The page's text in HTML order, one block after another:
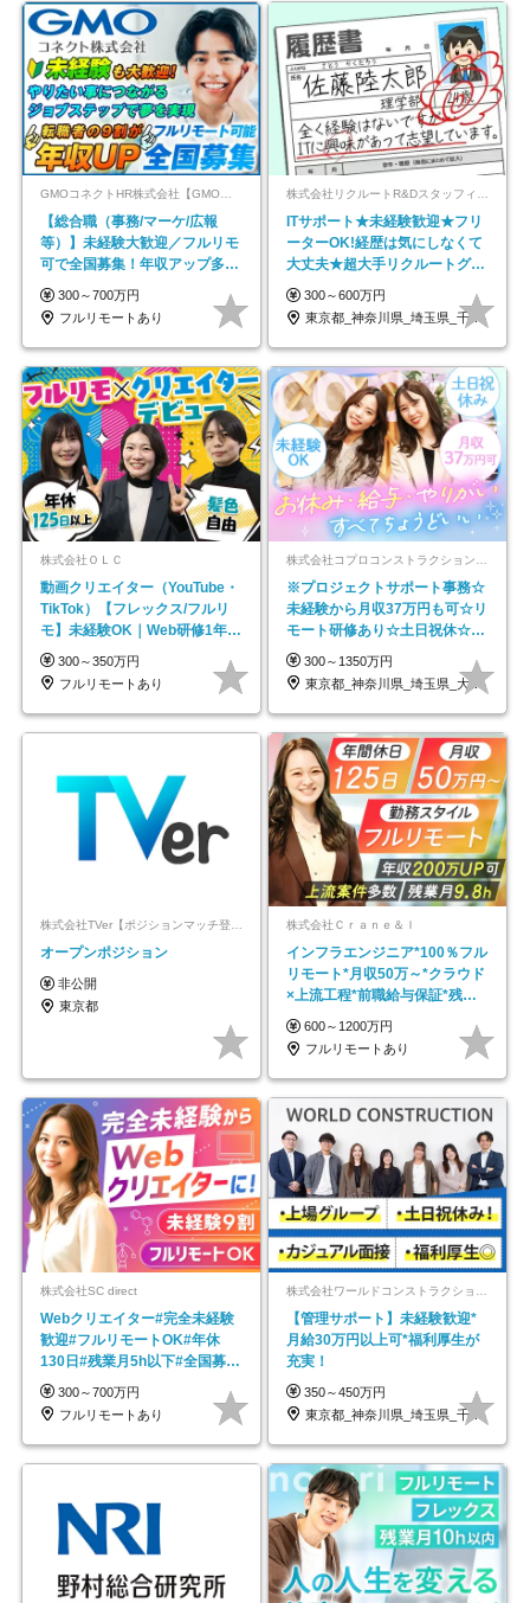
GMOコネクトHR株式会社【GMOインターネットグループ】
【総合職（事務/マーケ/広報
等）】未経験大歓迎／フルリモ
可で全国募集！年収アップ多数
★年休最大130日★
300～700万円
フルリモートあり
ITサポート★未経験歓迎★フリ
ーターOK!経歴は気にしなくて
大丈夫★超大手リクルートグル
ープの正社員/sg
300～600万円
東京都_神奈川県_埼玉県_千葉県_大阪府…
株式会社ＯＬＣ
動画クリエイター（YouTube・
TikTok）【フレックス/フルリ
モ】未経験OK｜Web研修1年間
｜副業OK
300～350万円
フルリモートあり
※プロジェクトサポート事務☆
未経験から月収37万円も可☆リ
モート研修あり☆土日祝休☆20
代～30代活躍/b
300～1350万円
東京都_神奈川県_埼玉県_大阪府_愛知県…
株式会社TVer【ポジションマッチ登録】
オープンポジション
非公開
東京都
株式会社Ｃｒａｎｅ＆Ｉ
インフラエンジニア*100％フル
リモート*月収50万～*クラウド
×上流工程*前職給与保証*残業
月9.8h
600～1200万円
フルリモートあり
株式会社SC direct
Webクリエイター#完全未経験
歓迎#フルリモートOK#年休
130日#残業月5h以下#全国募集
#最大1年の研修
300～700万円
フルリモートあり
【管理サポート】未経験歓迎*
月給30万円以上可*福利厚生が
充実！
350～450万円
東京都_神奈川県_埼玉県_千葉県_大阪府…